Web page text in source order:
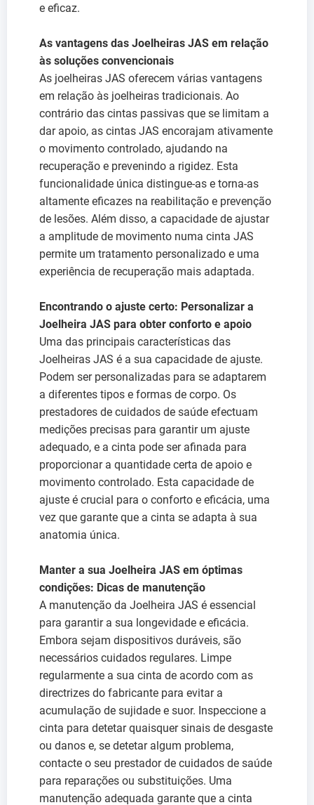
e eficaz.
As vantagens das Joelheiras JAS em relação
às soluções convencionais
As joelheiras JAS oferecem várias vantagens
em relação às joelheiras tradicionais. Ao
contrário das cintas passivas que se limitam a
dar apoio, as cintas JAS encorajam ativamente
o movimento controlado, ajudando na
recuperação e prevenindo a rigidez. Esta
funcionalidade única distingue-as e torna-as
altamente eficazes na reabilitação e prevenção
de lesões. Além disso, a capacidade de ajustar
a amplitude de movimento numa cinta JAS
permite um tratamento personalizado e uma
experiência de recuperação mais adaptada.
Encontrando o ajuste certo: Personalizar a
Joelheira JAS para obter conforto e apoio
Uma das principais características das
Joelheiras JAS é a sua capacidade de ajuste.
Podem ser personalizadas para se adaptarem
a diferentes tipos e formas de corpo. Os
prestadores de cuidados de saúde efectuam
medições precisas para garantir um ajuste
adequado, e a cinta pode ser afinada para
proporcionar a quantidade certa de apoio e
movimento controlado. Esta capacidade de
ajuste é crucial para o conforto e eficácia, uma
vez que garante que a cinta se adapta à sua
anatomia única.
Manter a sua Joelheira JAS em óptimas
condições: Dicas de manutenção
A manutenção da Joelheira JAS é essencial
para garantir a sua longevidade e eficácia.
Embora sejam dispositivos duráveis, são
necessários cuidados regulares. Limpe
regularmente a sua cinta de acordo com as
directrizes do fabricante para evitar a
acumulação de sujidade e suor. Inspeccione a
cinta para detetar quaisquer sinais de desgaste
ou danos e, se detetar algum problema,
contacte o seu prestador de cuidados de saúde
para reparações ou substituições. Uma
manutenção adequada garante que a cinta